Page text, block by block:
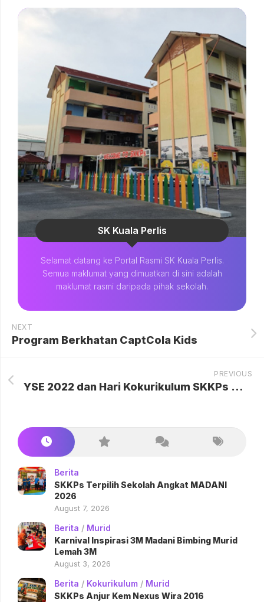
SK Kuala Perlis
Selamat datang ke Portal Rasmi SK Kuala Perlis.
Semua maklumat yang dimuatkan di sini adalah
maklumat rasmi daripada pihak sekolah.
NEXT
Program Berkhatan CaptCola Kids
PREVIOUS
YSE 2022 dan Hari Kokurikulum SKKPs Meriah
Berita
SKKPs Terpilih Sekolah Angkat MADANI
2026
August 7, 2026
Berita / Murid
Karnival Inspirasi 3M Madani Bimbing Murid
Lemah 3M
August 3, 2026
Berita / Kokurikulum / Murid
SKKPs Anjur Kem Nexus Wira 2016